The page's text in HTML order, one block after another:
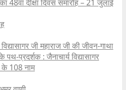
48वां दीक्षा दिवस समारोह – 21 जुलाई
जी महाराज जी की जीवन-गाथा
पथ-प्रदर्शक : जैनाचार्य विद्यासागर
के 108 नाम